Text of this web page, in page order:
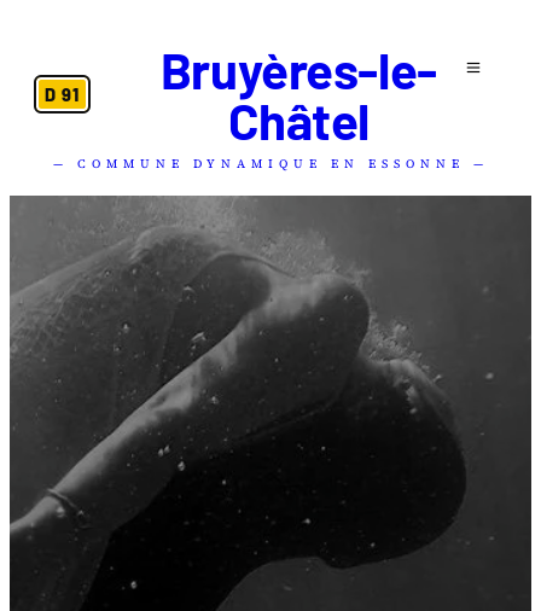
D 91
Bruyères-le-
Châtel
— COMMUNE DYNAMIQUE EN ESSONNE —